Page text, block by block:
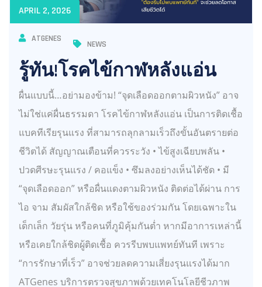
APRIL 2, 2026
ATGENES
NEWS
รู้ทัน!โรคไข้กาฬหลังแอ่น
ผื่นแบบนี้…อย่ามองข้าม! “จุดเลือดออกตามผิวหนัง” อาจ
ไม่ใช่แค่ผื่นธรรมดา โรคไข้กาฬหลังแอ่น เป็นการติดเชื้อ
แบคทีเรียรุนแรง ที่สามารถลุกลามเร็วถึงขั้นอันตรายต่อ
ชีวิตได้ สัญญาณเตือนที่ควรระวัง • ไข้สูงเฉียบพลัน •
ปวดศีรษะรุนแรง / คอแข็ง • ซึมลงอย่างเห็นได้ชัด • มี
“จุดเลือดออก” หรือผื่นแดงตามผิวหนัง ติดต่อได้ผ่าน การ
ไอ จาม สัมผัสใกล้ชิด หรือใช้ของร่วมกัน โดยเฉพาะใน
เด็กเล็ก วัยรุ่น หรือคนที่ภูมิคุ้มกันต่ำ หากมีอาการเหล่านี้
หรือเคยใกล้ชิดผู้ติดเชื้อ ควรรีบพบแพทย์ทันที เพราะ
“การรักษาที่เร็ว” อาจช่วยลดความเสี่ยงรุนแรงได้มาก
ATGenes บริการตรวจสุขภาพด้วยเทคโนโลยีชีวภาพ